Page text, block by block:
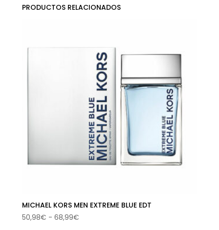
PRODUCTOS RELACIONADOS
MICHAEL KORS MEN EXTREME BLUE EDT
50,98€ - 68,99€Rango